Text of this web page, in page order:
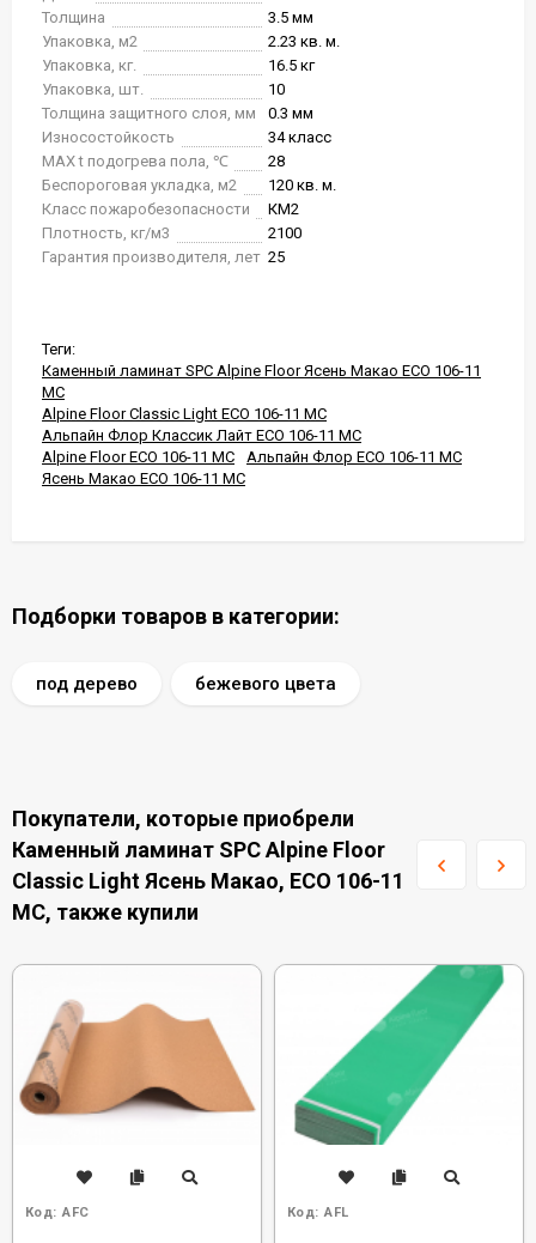
Толщина
3.5 мм
Упаковка, м2
2.23 кв. м.
Упаковка, кг.
16.5 кг
Упаковка, шт.
10
Толщина защитного слоя, мм
0.3 мм
Износостойкость
34 класс
MAX t подогрева пола, ℃
28
Беспороговая укладка, м2
120 кв. м.
Класс пожаробезопасности
КМ2
Плотность, кг/м3
2100
Гарантия производителя, лет 25
Теги:
Каменный ламинат SPC Alpine Floor Ясень Макао ECO 106-11
MC
Alpine Floor Classic Light ECO 106-11 MC
Альпайн Флор Классик Лайт ECO 106-11 MC
Alpine Floor ECO 106-11 MC
Альпайн Флор ECO 106-11 MC
Ясень Макао ECO 106-11 MC
Подборки товаров в категории:
под дерево бежевого цвета
Покупатели, которые приобрели
Каменный ламинат SPC Alpine Floor
Classic Light Ясень Макао, ECO 106-11
MC, также купили
Код: AFC Код: AFL